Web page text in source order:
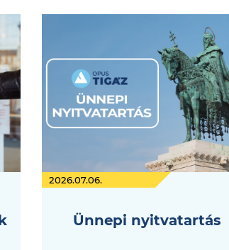
2026.07.06.
Ünnepi nyitvatartás